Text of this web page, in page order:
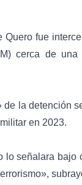
fue
cerca de
de la detención
en 2023.
lo señalara bajo